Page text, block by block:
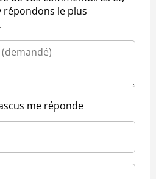
répondons le plus
me réponde